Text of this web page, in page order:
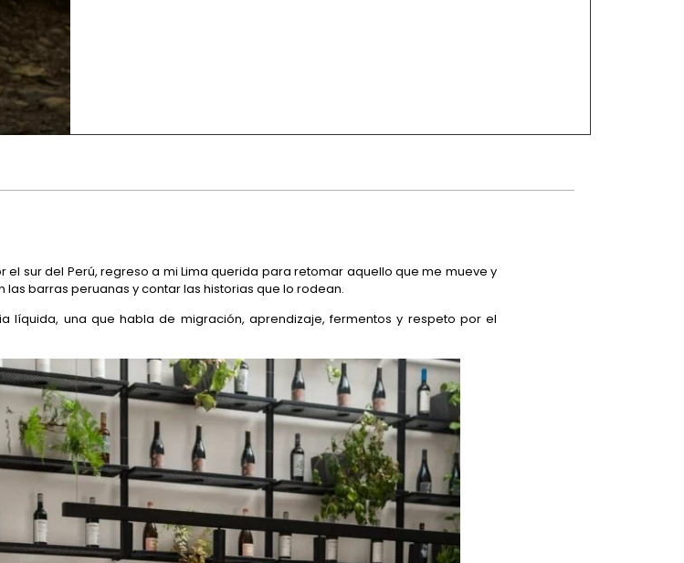
sur del Perú, regreso a mi Lima querida para retomar aquello que me mueve y
barras peruanas y contar las historias que lo rodean.
líquida, una que habla de migración, aprendizaje, fermentos y respeto por el